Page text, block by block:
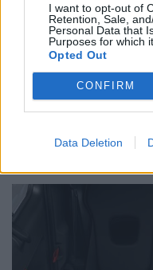
I want to opt-out of
Retention, Sale,
Personal Data that
Purposes for which
Opted Out
CONFIRM
Data Deletion
μικρή οθόνη πίσω
μόνο βασικές
κίνησης του
πολύ μικρό για τις